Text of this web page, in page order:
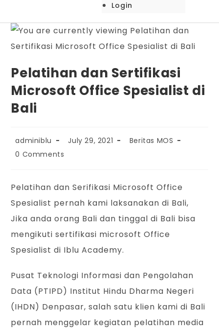
Login
Pelatihan dan Sertifikasi
Microsoft Office Spesialist di
Bali
adminiblu July 29, 2021
Beritas MOS
0 Comments
Pelatihan dan Serifikasi Microsoft Office
Spesialist pernah kami laksanakan di Bali,
Jika anda orang Bali dan tinggal di Bali bisa
mengikuti sertifikasi microsoft Office
Spesialist di Iblu Academy.
Pusat Teknologi Informasi dan Pengolahan
Data (PTIPD) Institut Hindu Dharma Negeri
(IHDN) Denpasar, salah satu klien kami di Bali
pernah menggelar kegiatan pelatihan media